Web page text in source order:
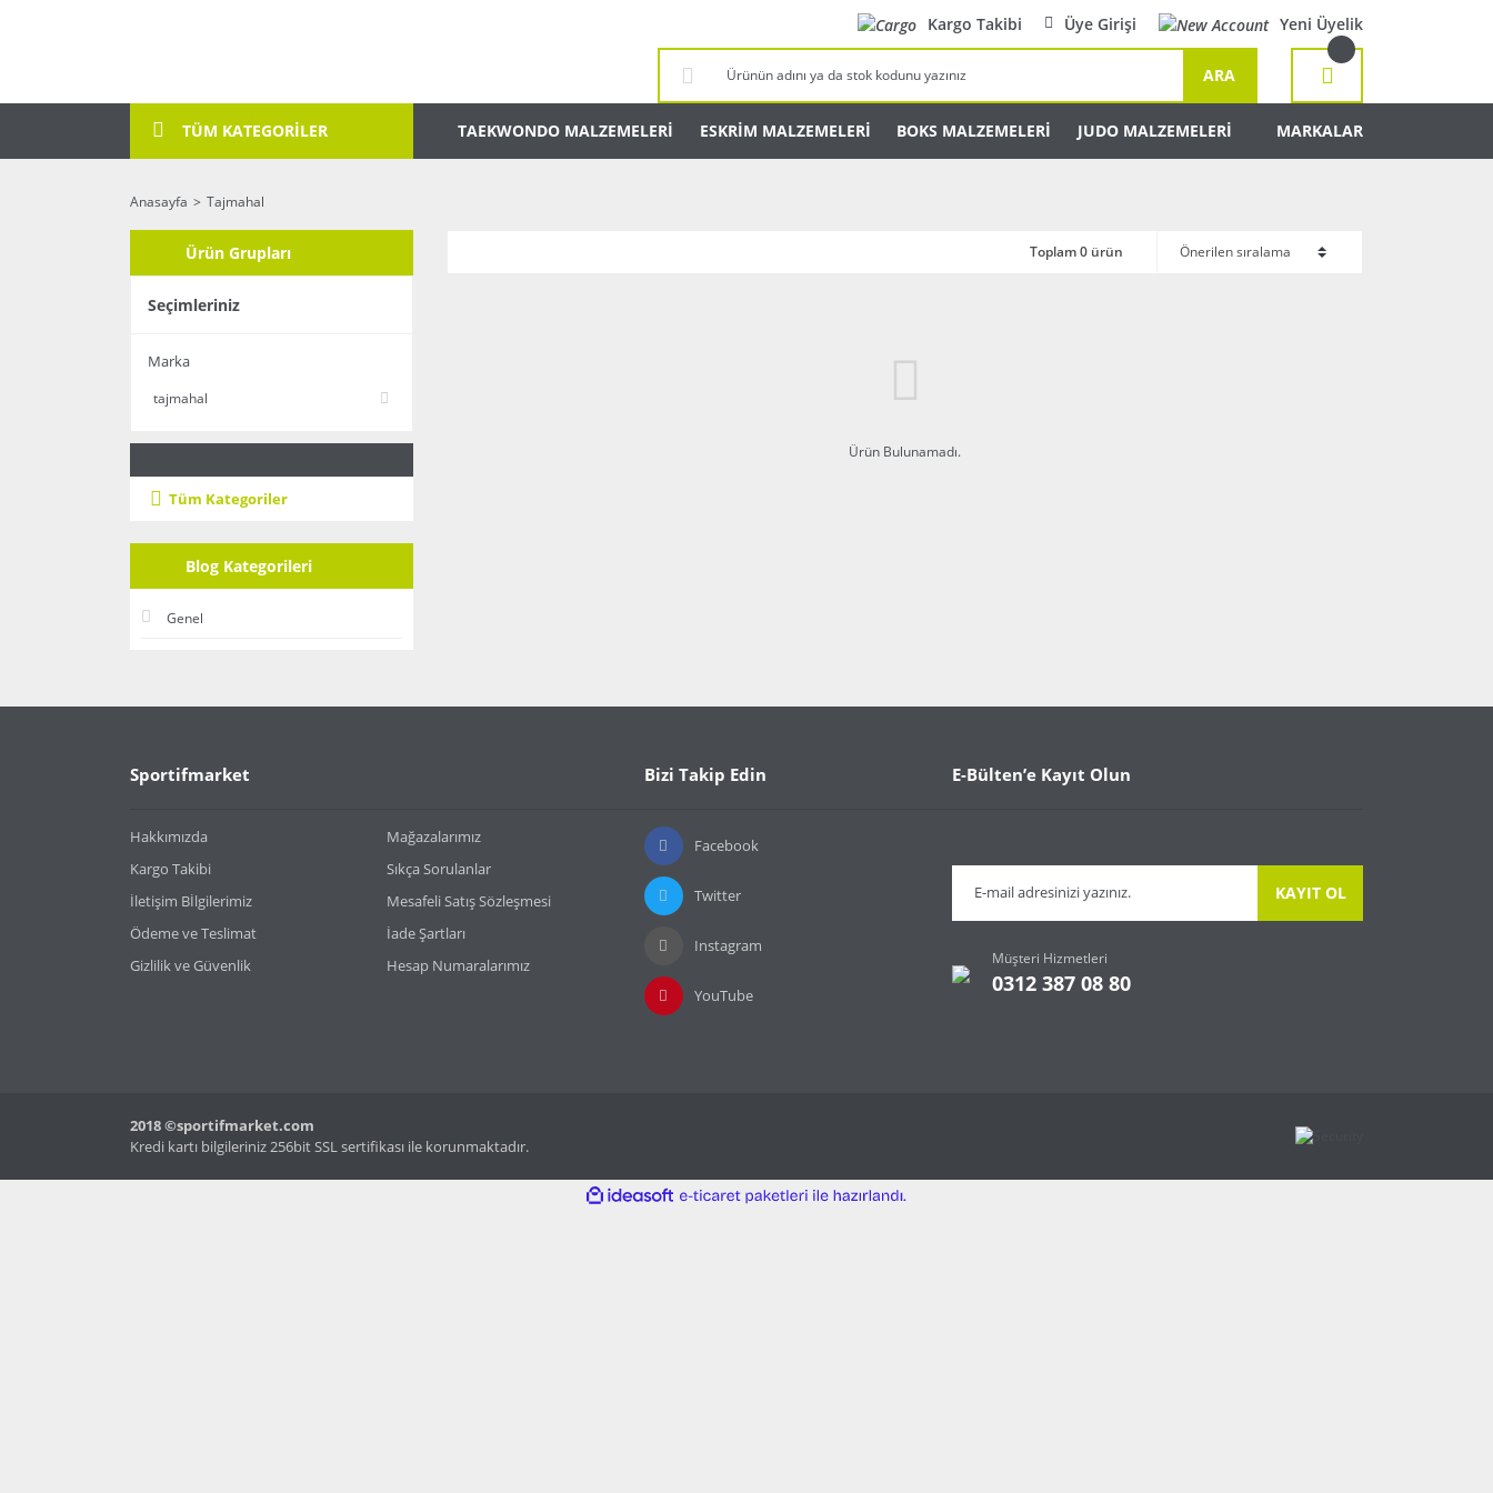
Kargo Takibi Üye Girişi Yeni Üyelik
ARA
TÜM KATEGORİLER TAEKWONDO MALZEMELERİ ESKRİM MALZEMELERİ BOKS MALZEMELERİ JUDO MALZEMELERİ MARKALAR
Anasayfa Tajmahal
Ürün Grupları
Seçimleriniz
Marka
tajmahal
Tüm Kategoriler
Blog Kategorileri
Genel
Toplam 0 ürün
Ürün Bulunamadı.
Sportifmarket
Hakkımızda
Mağazalarımız
Kargo Takibi
Sıkça Sorulanlar
İletişim Bİlgilerimiz
Mesafeli Satış Sözleşmesi
Ödeme ve Teslimat
İade Şartları
Gizlilik ve Güvenlik
Hesap Numaralarımız
Bizi Takip Edin
Facebook
Twitter
Instagram
YouTube
E-Bülten’e Kayıt Olun
KAYIT OL
Müşteri Hizmetleri
0312 387 08 80
2018 ©sportifmarket.com
Kredi kartı bilgileriniz 256bit SSL sertifikası ile korunmaktadır.
ideasoft
e-